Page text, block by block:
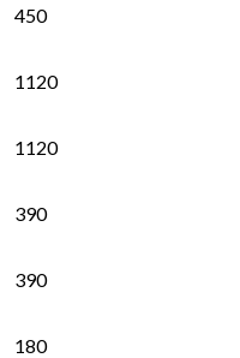
450
1120
1120
390
390
180